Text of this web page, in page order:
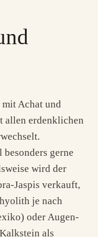
mit Achat und
allen erdenklichen
gerne
wird der
Jaspis verkauft,
je nach
oder Augen-
als